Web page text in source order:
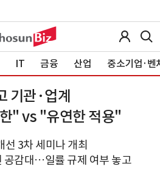
IT 금융 산업 중소기업·벤
기관·업계
" vs "유연한 적용"
3차 세미나 개최
공감대…일률 규제 여부 놓고